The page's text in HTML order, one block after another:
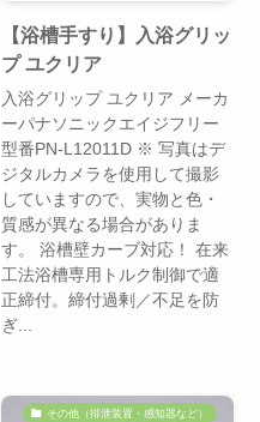
【浴槽手すり】入浴グリッ
プ ユクリア
入浴グリップ ユクリア メーカ
ーパナソニックエイジフリー
型番PN-L12011D ※ 写真はデ
ジタルカメラを使用して撮影
していますので、実物と色・
質感が異なる場合がありま
す。 浴槽壁カーブ対応！ 在来
工法浴槽専用トルク制御で適
正締付。締付過剰／不足を防
ぎ...
その他（排泄装置・感知器など）